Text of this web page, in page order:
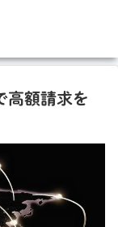
高額請求を